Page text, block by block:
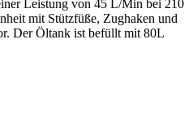
Leistung von 45 L/Min bei 210
mit Stützfüße, Zughaken und
Der Öltank ist befüllt mit 80L